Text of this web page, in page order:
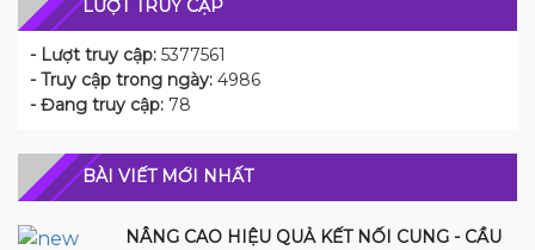
LƯỢT TRUY CẬP
- Lượt truy cập: 5377561
- Truy cập trong ngày: 4986
- Đang truy cập: 78
BÀI VIẾT MỚI NHẤT
NÂNG CAO HIỆU QUẢ KẾT NỐI CUNG - CẦU